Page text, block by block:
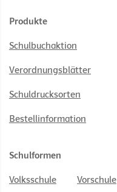
Produkte
Schulbuchaktion
Verordnungsblätter
Schuldrucksorten
Bestellinformation
Schulformen
Volksschule Vorschule